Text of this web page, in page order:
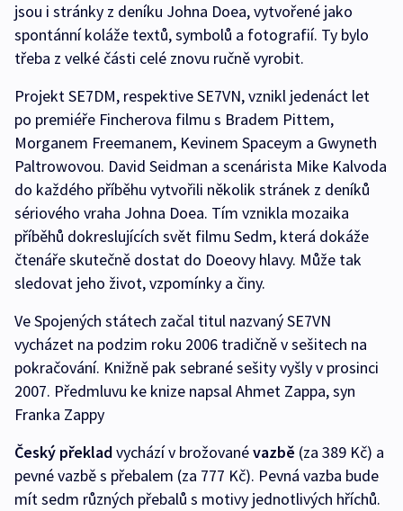
jsou i stránky z deníku Johna Doea, vytvořené jako
spontánní koláže textů, symbolů a fotografií. Ty bylo
třeba z velké části celé znovu ručně vyrobit.
Projekt SE7DM, respektive SE7VN, vznikl jedenáct let
po premiéře Fincherova filmu s Bradem Pittem,
Morganem Freemanem, Kevinem Spaceym a Gwyneth
Paltrowovou. David Seidman a scenárista Mike Kalvoda
do každého příběhu vytvořili několik stránek z deníků
sériového vraha Johna Doea. Tím vznikla mozaika
příběhů dokreslujících svět filmu Sedm, která dokáže
čtenáře skutečně dostat do Doeovy hlavy. Může tak
sledovat jeho život, vzpomínky a činy.
Ve Spojených státech začal titul nazvaný SE7VN
vycházet na podzim roku 2006 tradičně v sešitech na
pokračování. Knižně pak sebrané sešity vyšly v prosinci
2007. Předmluvu ke knize napsal Ahmet Zappa, syn
Franka Zappy
Český překladvychází v brožovanévazbě (za 389 Kč) a
pevné vazbě s přebalem (za 777 Kč). Pevná vazba bude
mít sedm různých přebalů s motivy jednotlivých hříchů.